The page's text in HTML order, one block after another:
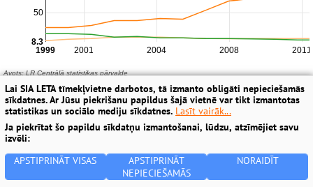
Lai SIA LETA tīmekļvietne darbotos, tā izmanto obligāti nepieciešamās
sīkdatnes. Ar Jūsu piekrišanu papildus šajā vietnē var tikt izmantotas
statistikas un sociālo mediju sīkdatnes. Lasīt vairāk...
Ja piekrītat šo papildu sīkdatņu izmantošanai, lūdzu, atzīmējiet savu
izvēli:
APSTIPRINĀT VISAS
APSTIPRINĀT
NEPIECIEŠAMĀS
NORAIDĪT